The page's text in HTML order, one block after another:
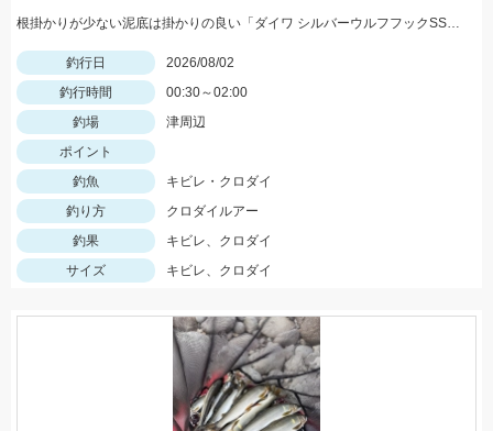
根掛かりが少ない泥底は掛かりの良い「ダイワ シルバーウルフフックSSストレート」「がまかつ 触角フック」がGOOD！
釣行日
2026/08/02
釣行時間
00:30～02:00
釣場
津周辺
ポイント
釣魚
キビレ・クロダイ
釣り方
クロダイルアー
釣果
キビレ、クロダイ
サイズ
キビレ、クロダイ